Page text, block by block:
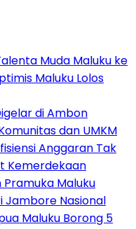
Muda Maluku ke
Maluku Lolos
di Ambon
dan UMKM
Anggaran Tak
Kemerdekaan
Maluku
Jambore Nasional
Maluku Borong 5